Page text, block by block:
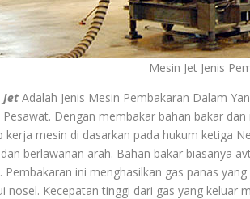
Mesin Jet Jenis
JetAdalah Jenis Mesin Pembakaran Dalam
Pesawat. Dengan membakar bahan bakar
kerja mesin di dasarkan pada hukum ketiga
berlawanan arah. Bahan bakar biasanya
Pembakaran ini menghasilkan gas panas
nosel. Kecepatan tinggi dari gas yang keluar